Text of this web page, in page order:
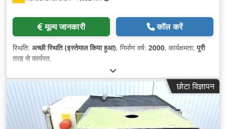
मूल्य जानकारी कॉल करें
स्थिति: अच्छी स्थिति (इस्तेमाल किया हुआ), निर्माण वर्ष: 2000, कार्यक्षमता:पूरी
तरह से कार्यरत,
छोटा विज्ञापन